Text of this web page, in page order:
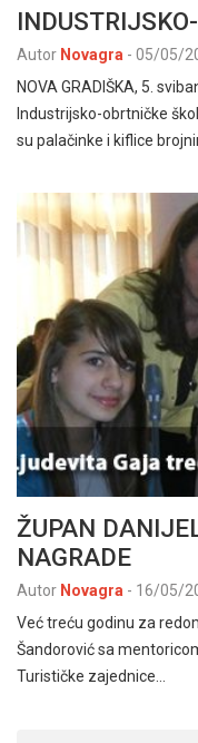
Autor Novagra - 05/05/
NOVA GRADIŠKA, 5.
Industrijsko-obrtničke
su palačinke i kiflice
ŽUPAN
NAGRADE
Autor Novagra - 16/05/
Već treću godinu za
Šandorović sa
Turističke zajednice…